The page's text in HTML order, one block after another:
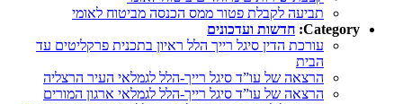
תביעה לקבלת פטור ממס הכנסה מביטוח לאומי
Category: חדשות ועדכונים
עורכת הדין סיגל רייך הלל ראיון בתכנית פרקליטים עד
הבית
הרצאה של עו”ד סיגל רייך-הלל לגמלאי העיר הרצליה
הרצאה של עו”ד סיגל רייך-הלל לגמלאי ארגון המורים